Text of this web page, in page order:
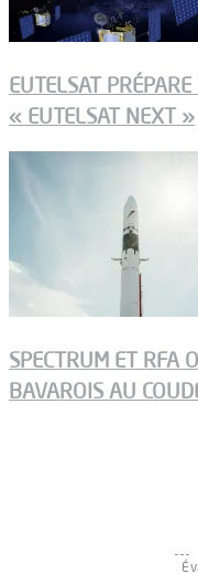
EUTELSAT
« EUTELSAT NEXT »
SPECTRUM ET RFA
BAVAROIS AU